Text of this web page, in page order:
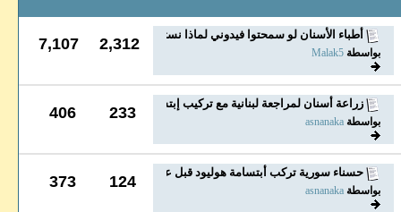
أطباء الأسنان لو سمحتوا فيدوني لماذا نستخدم شمع...
بواسطة Malak5
2,312
7,107
زراعة أسنان لمراجعة لبنانية مع تركيب إبتسامه...
بواسطة asnanaka
233
406
حسناء سورية تركب أبتسامة هوليود قبل عرسها وتتشكر...
بواسطة asnanaka
124
373